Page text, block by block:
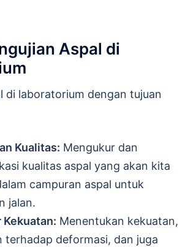
Aspal di
di laboratorium dengan tujuan
Kualitas: Mengukur dan
kualitas aspal yang akan kita
campuran aspal untuk
jalan.
Menentukan kekuatan,
terhadap deformasi, dan juga